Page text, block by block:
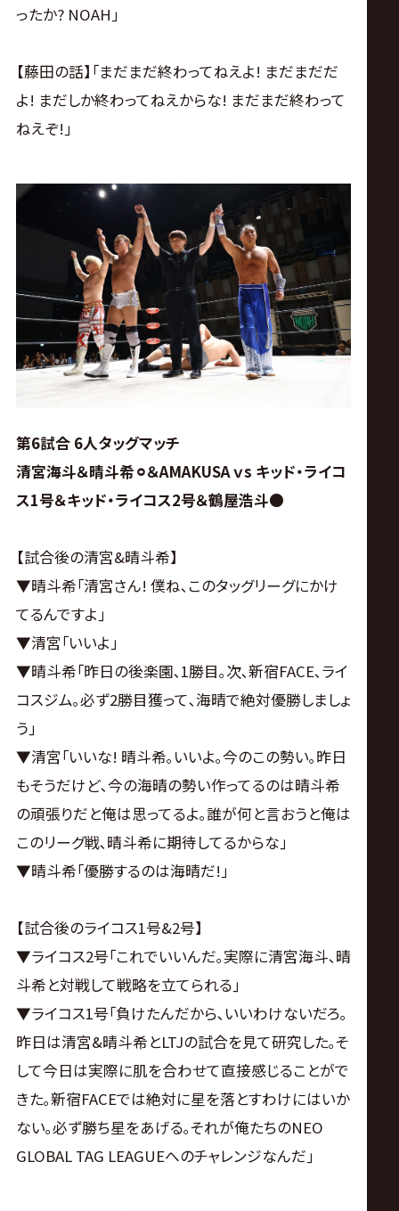
ったか? NOAH｣
【藤田の話】｢まだまだ終わってねえよ! まだまだだ
よ! まだしか終わってねえからな! まだまだ終わって
ねえぞ!｣
第6試合 6人タッグマッチ
清宮海斗＆晴斗希⚪︎＆AMAKUSA ｖs キッド・ライコ
ス1号＆キッド・ライコス2号＆鶴屋浩斗●
【試合後の清宮&晴斗希】
▼晴斗希｢清宮さん! 僕ね､このタッグリーグにかけ
てるんですよ｣
▼清宮｢いいよ｣
▼晴斗希｢昨日の後楽園､1勝目｡次､新宿FACE､ライ
コスジム｡必ず2勝目獲って､海晴で絶対優勝しましょ
う｣
▼清宮｢いいな! 晴斗希｡いいよ｡今のこの勢い｡昨日
もそうだけど､今の海晴の勢い作ってるのは晴斗希
の頑張りだと俺は思ってるよ｡誰が何と言おうと俺は
このリーグ戦､晴斗希に期待してるからな｣
▼晴斗希｢優勝するのは海晴だ!｣
【試合後のライコス1号&2号】
▼ライコス2号｢これでいいんだ｡実際に清宮海斗､晴
斗希と対戦して戦略を立てられる｣
▼ライコス1号｢負けたんだから､いいわけないだろ｡
昨日は清宮&晴斗希とLTJの試合を見て研究した｡そ
して今日は実際に肌を合わせて直接感じることがで
きた｡新宿FACEでは絶対に星を落とすわけにはいか
ない｡必ず勝ち星をあげる｡それが俺たちのNEO
GLOBAL TAG LEAGUEへのチャレンジなんだ｣